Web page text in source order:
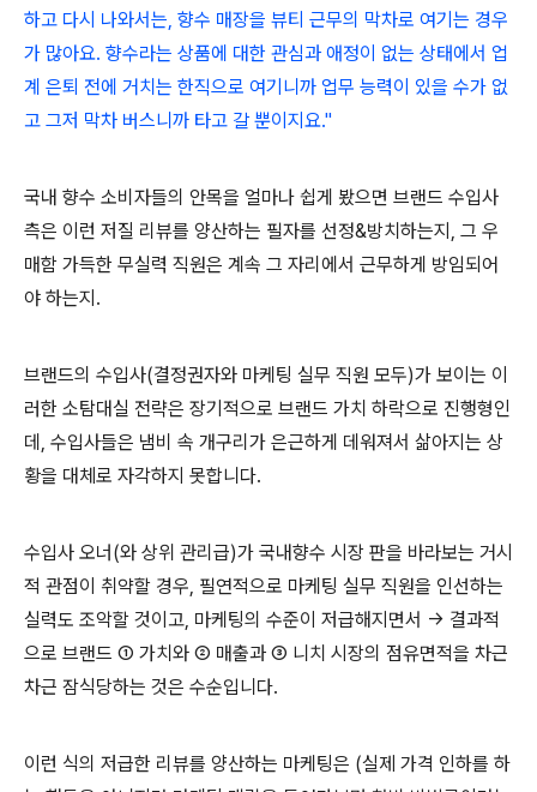
하고 다시 나와서는, 향수 매장을 뷰티 근무의 막차로 여기는 경우
가 많아요. 향수라는 상품에 대한 관심과 애정이 없는 상태에서 업
계 은퇴 전에 거치는 한직으로 여기니까 업무 능력이 있을 수가 없
고 그저 막차 버스니까 타고 갈 뿐이지요."
국내 향수 소비자들의 안목을 얼마나 쉽게 봤으면 브랜드 수입사
측은 이런 저질 리뷰를 양산하는 필자를 선정&방치하는지, 그 우
매함 가득한 무실력 직원은 계속 그 자리에서 근무하게 방임되어
야 하는지.
브랜드의 수입사(결정권자와 마케팅 실무 직원 모두)가 보이는 이
러한 소탐대실 전략은 장기적으로 브랜드 가치 하락으로 진행형인
데, 수입사들은 냄비 속 개구리가 은근하게 데워져서 삶아지는 상
황을 대체로 자각하지 못합니다.
수입사 오너(와 상위 관리급)가 국내향수 시장 판을 바라보는 거시
적 관점이 취약할 경우, 필연적으로 마케팅 실무 직원을 인선하는
실력도 조악할 것이고, 마케팅의 수준이 저급해지면서 → 결과적
으로 브랜드 ① 가치와 ② 매출과 ③ 니치 시장의 점유면적을 차근
차근 잠식당하는 것은 수순입니다.
이런 식의 저급한 리뷰를 양산하는 마케팅은 (실제 가격 인하를 하